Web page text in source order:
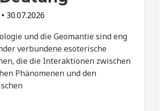
• 30.07.2026
und die Geomantie sind eng
verbundene esoterische
die die Interaktionen zwischen
Phänomenen und den